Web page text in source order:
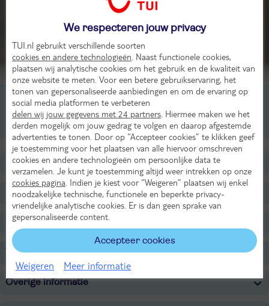
Beoordeling van 4 TUI-gasten
1-kamer appartement, 1-2 pers
1-kamer appartement, Superior, 1-2 pers
Ligging
Faciliteiten
Zwembaden
Wellness
Overige informatie
We respecteren jouw privacy
TUI.nl gebruikt verschillende soorten
cookies en andere technologieën . Naast functionele cookies,
plaatsen wij analytische cookies om het gebruik en de kwaliteit van
onze website te meten. Voor een betere gebruikservaring, het
tonen van gepersonaliseerde aanbiedingen en om de ervaring op
social media platformen te verbeteren
delen wij jouw gegevens met 24 partners . Hiermee maken we het
derden mogelijk om jouw gedrag te volgen en daarop afgestemde
advertenties te tonen. Door op “Accepteer cookies” te klikken geef
je toestemming voor het plaatsen van alle hiervoor omschreven
cookies en andere technologieën om persoonlijke data te
verzamelen. Je kunt je toestemming altijd weer intrekken op onze
cookies pagina . Indien je kiest voor “Weigeren” plaatsen wij enkel
noodzakelijke technische, functionele en beperkte privacy-
vriendelijke analytische cookies. Er is dan geen sprake van
gepersonaliseerde content.
Accepteer cookies
Weigeren Meer informatie